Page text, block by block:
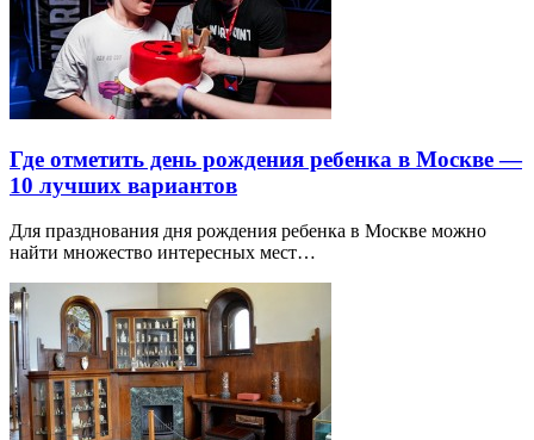
Где отметить день рождения ребенка в Москве —
10 лучших вариантов
Для празднования дня рождения ребенка в Москве можно
найти множество интересных мест…